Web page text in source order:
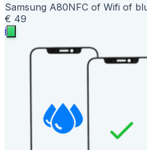
Samsung A80NFC of Wifi of
€ 49
i